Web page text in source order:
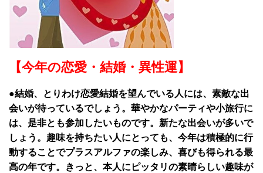
【今年の恋愛・結婚・異性運】
●結婚、とりわけ恋愛結婚を望んでいる人には、素敵な出
会いが待っているでしょう。華やかなパーティや小旅行に
は、是非とも参加したいものです。新たな出会いが多いで
しょう。趣味を持ちたい人にとっても、今年は積極的に行
動することでプラスアルファの楽しみ、喜びも得られる最
高の年です。きっと、本人にピッタリの素晴らしい趣味が